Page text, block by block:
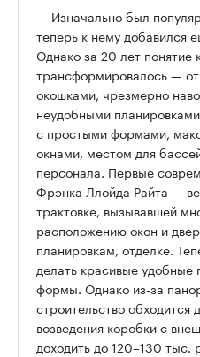
— Изначально был
теперь к нему добавился
Однако за 20 лет понятие
трансформировалось —
окошками, чрезмерно
неудобными
с простыми формами,
окнами, местом для
персонала. Первые
Фрэнка Ллойда Райта —
трактовке, вызывавшей
расположению окон и
планировкам, отделке.
делать красивые удобные
формы. Однако из-за
строительство обходится
возведения коробки с
доходить до 120–130 тыс.